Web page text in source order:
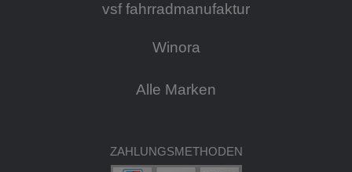
vsf fahrradmanufaktur
Winora
Alle Marken
ZAHLUNGSMETHODEN